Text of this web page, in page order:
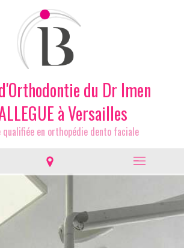
du Dr Imen
à Versailles
qualifiée en orthopédie dento faciale